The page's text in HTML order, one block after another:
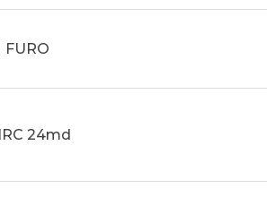
FURO
24md